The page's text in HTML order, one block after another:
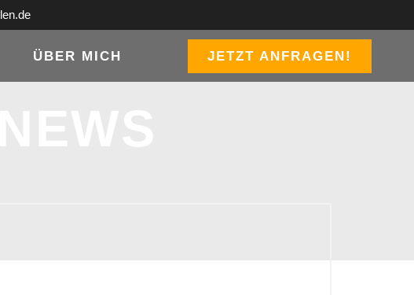
ÜBER MICH JETZT ANFRAGEN!